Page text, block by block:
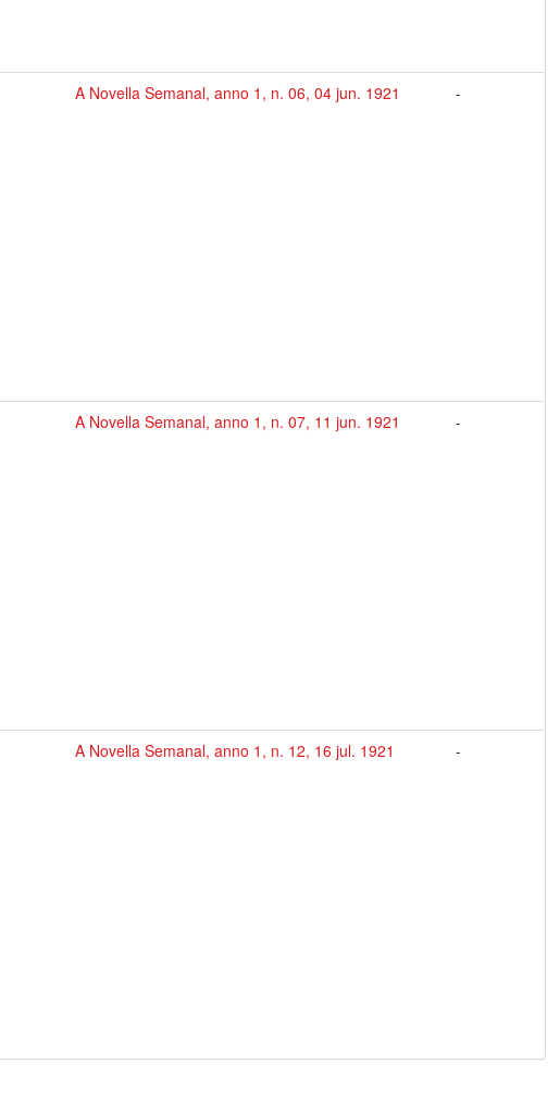
A Novella Semanal, anno 1, n. 06, 04 jun. 1921 -
A Novella Semanal, anno 1, n. 07, 11 jun. 1921 -
A Novella Semanal, anno 1, n. 12, 16 jul. 1921 -